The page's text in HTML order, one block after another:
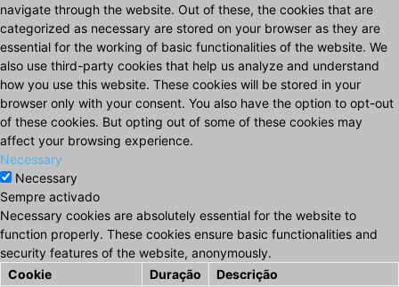
navigate through the website. Out of these, the cookies that are
categorized as necessary are stored on your browser as they are
essential for the working of basic functionalities of the website. We
also use third-party cookies that help us analyze and understand
how you use this website. These cookies will be stored in your
browser only with your consent. You also have the option to opt-out
of these cookies. But opting out of some of these cookies may
affect your browsing experience.
Necessary
Necessary
Sempre activado
Necessary cookies are absolutely essential for the website to
function properly. These cookies ensure basic functionalities and
security features of the website, anonymously.
Cookie
Duração Descrição